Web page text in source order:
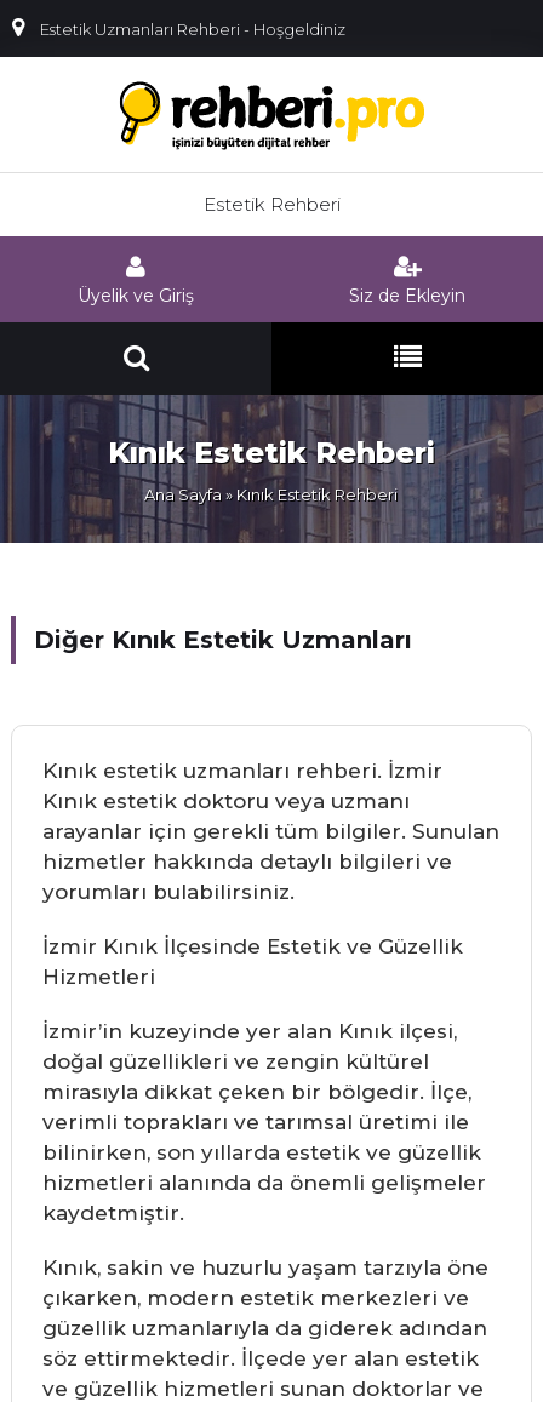
Estetik Uzmanları Rehberi - Hoşgeldiniz
Estetik Rehberi
Üyelik ve Giriş Siz de Ekleyin
Kınık Estetik Rehberi
Ana Sayfa» Kınık Estetik Rehberi
Diğer Kınık Estetik Uzmanları
Kınık estetik uzmanları rehberi. İzmir
Kınık estetik doktoru veya uzmanı
arayanlar için gerekli tüm bilgiler. Sunulan
hizmetler hakkında detaylı bilgileri ve
yorumları bulabilirsiniz.
İzmir Kınık İlçesinde Estetik ve Güzellik
Hizmetleri
İzmir’in kuzeyinde yer alan Kınık ilçesi,
doğal güzellikleri ve zengin kültürel
mirasıyla dikkat çeken bir bölgedir. İlçe,
verimli toprakları ve tarımsal üretimi ile
bilinirken, son yıllarda estetik ve güzellik
hizmetleri alanında da önemli gelişmeler
kaydetmiştir.
Kınık, sakin ve huzurlu yaşam tarzıyla öne
çıkarken, modern estetik merkezleri ve
güzellik uzmanlarıyla da giderek adından
söz ettirmektedir. İlçede yer alan estetik
ve güzellik hizmetleri sunan doktorlar ve